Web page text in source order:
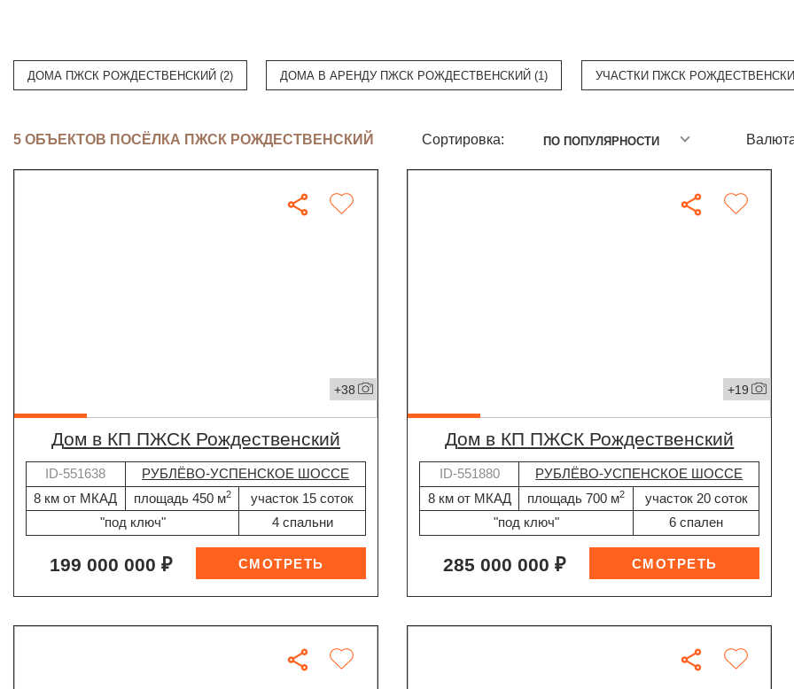
ДОМА ПЖСК РОЖДЕСТВЕНСКИЙ (2) ДОМА В АРЕНДУ ПЖСК РОЖДЕСТВЕНСКИЙ (1) УЧАСТКИ ПЖСК
5 ОБЪЕКТОВ ПОСЁЛКА ПЖСК РОЖДЕСТВЕНСКИЙ Сортировка: ПО ПОПУЛЯРНОСТИ
+38
дом в КП ПЖСК Рождественский
ID-551638
РУБЛЁВО-УСПЕНСКОЕ ШОССЕ
8 км от МКАД
площадь 450 м2
участок 15 соток
"под ключ"
4 спальни
199 000 000 ₽
+19
дом в КП ПЖСК Рождественский
ID-551880
РУБЛЁВО-УСПЕНСКОЕ ШОССЕ
8 км от МКАД
площадь 700 м2
участок 20 соток
"под ключ"
6 спален
285 000 000 ₽